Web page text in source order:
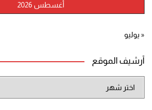
أغسطس 2026
« يوليو
أرشيف الموقع
الموقع